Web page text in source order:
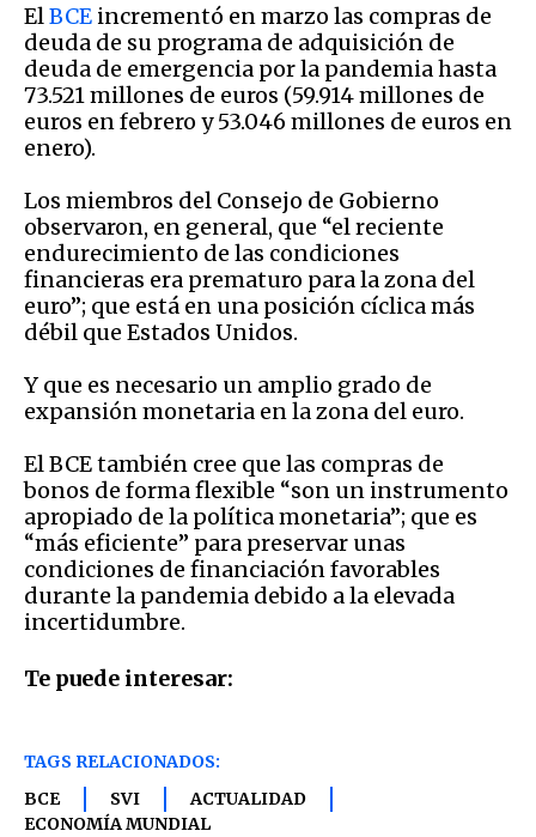
ElBCE incrementó en marzo las compras de
deuda de su programa de adquisición de
deuda de emergencia por la pandemia hasta
73.521 millones de euros (59.914 millones de
euros en febrero y 53.046 millones de euros en
enero).
Los miembros del Consejo de Gobierno
observaron, en general, que “el reciente
endurecimiento de las condiciones
financieras era prematuro para la zona del
euro”; que está en una posición cíclica más
débil que Estados Unidos.
Y que es necesario un amplio grado de
expansión monetaria en la zona del euro.
El BCE también cree que las compras de
bonos de forma flexible “son un instrumento
apropiado de la política monetaria”; que es
“más eficiente” para preservar unas
condiciones de financiación favorables
durante la pandemia debido a la elevada
incertidumbre.
Te puede interesar:
TAGS RELACIONADOS:
BCE
SVI
ACTUALIDAD
ECONOMÍA MUNDIAL